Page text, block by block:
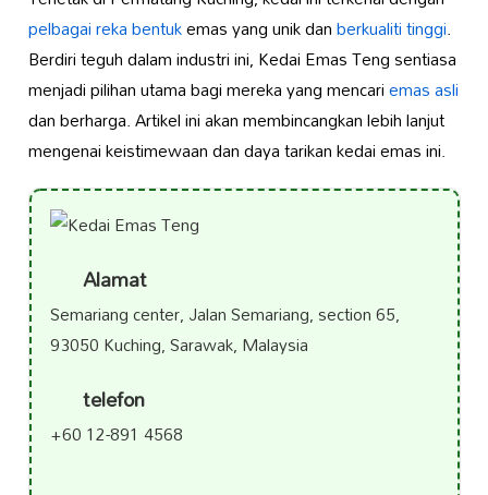
pelbagai reka bentukemas yang unik danberkualiti tinggi.
Berdiri teguh dalam industri ini, Kedai Emas Teng sentiasa
menjadi pilihan utama bagi mereka yang mencariemas asli
dan berharga. Artikel ini akan membincangkan lebih lanjut
mengenai keistimewaan dan daya tarikan kedai emas ini.
Alamat
Semariang center, Jalan Semariang, section 65,
93050 Kuching, Sarawak, Malaysia
telefon
+60 12-891 4568